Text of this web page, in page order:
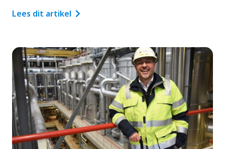
Lees dit artikel